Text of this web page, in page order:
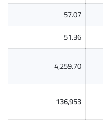
57.07
51.36
4,259.70
136,953